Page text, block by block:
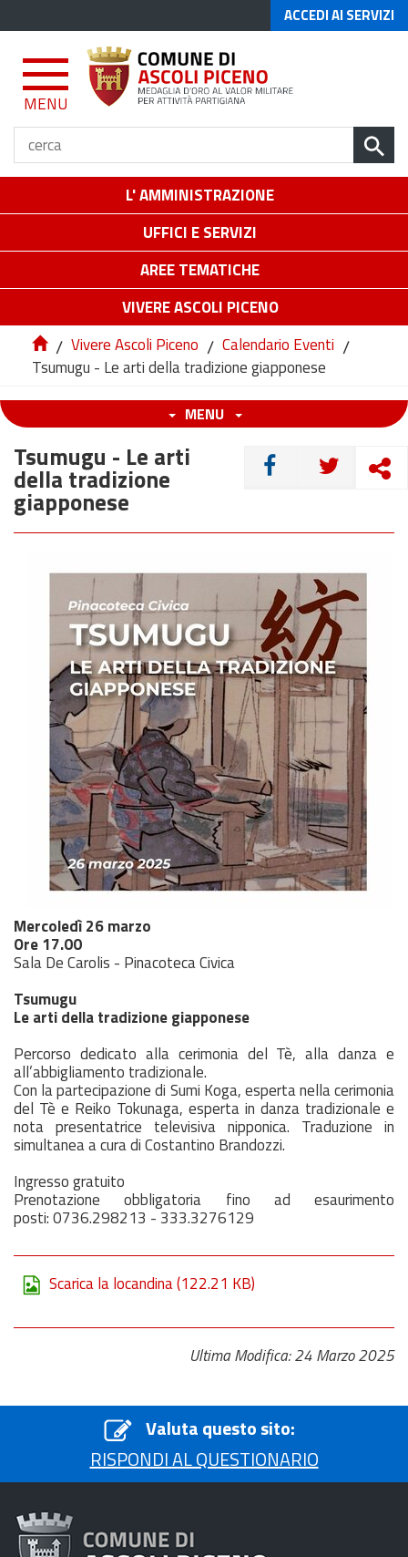
ACCEDI AI SERVIZI
MENU
L' AMMINISTRAZIONE
UFFICI E SERVIZI
AREE TEMATICHE
VIVERE ASCOLI PICENO
/ Vivere Ascoli Piceno / Calendario Eventi /
Tsumugu - Le arti della tradizione giapponese
MENU
CONDIVIDI
Tsumugu - Le arti
della tradizione
giapponese
Mercoledì 26marzo
Ore 17.00
Sala De Carolis - Pinacoteca Civica
Tsumugu
Le arti della tradizione giapponese
Percorso dedicato alla cerimonia del Tè, alla danza e
all’abbigliamento tradizionale.
Con la partecipazione di Sumi Koga, esperta nella cerimonia
del Tè e Reiko Tokunaga, esperta in danza tradizionale e
nota presentatrice televisiva nipponica. Traduzione in
simultanea a cura di Costantino Brandozzi.
Ingresso gratuito
Prenotazione obbligatoria fino ad esaurimento
posti:0736.298213 - 333.3276129
Scarica la locandina(122.21 KB)
Ultima Modifica: 24 Marzo 2025
Valuta questo sito:
RISPONDI AL QUESTIONARIO